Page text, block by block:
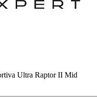
Ultra Raptor II Mid